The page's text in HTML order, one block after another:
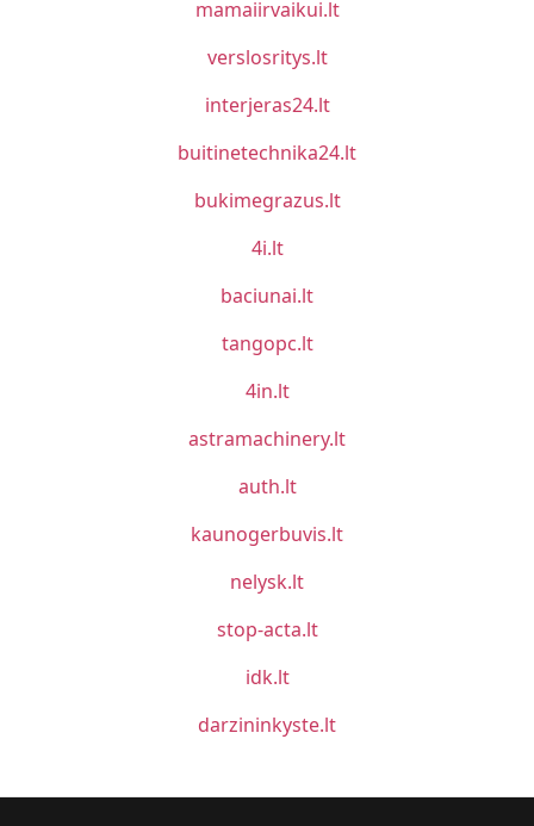
mamaiirvaikui.lt
verslosritys.lt
interjeras24.lt
buitinetechnika24.lt
bukimegrazus.lt
4i.lt
baciunai.lt
tangopc.lt
4in.lt
astramachinery.lt
auth.lt
kaunogerbuvis.lt
nelysk.lt
stop-acta.lt
idk.lt
darzininkyste.lt